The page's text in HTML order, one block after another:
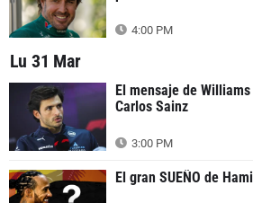
4:00 PM
Lu 31 Mar
El mensaje de
Carlos Sainz
3:00 PM
El gran SUEÑO de